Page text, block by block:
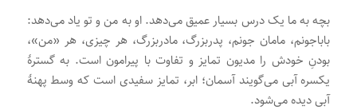
بچه به ما یک درس بسیار عمیق می‌دهد. او به من و تو یاد می‌دهد:
باباجونم، مامان جونم، پدربزرگ، مادربزرگ، هر چیزی، هر «من»،
بودنِ خودش را مدیون تمایز و تفاوت با پیرامون است. به گسترۀ
یکسره آبی می‌گویند آسمان؛ ابر، تمایز سفیدی است که وسط پهنۀ
آبی دیده می‌شود.